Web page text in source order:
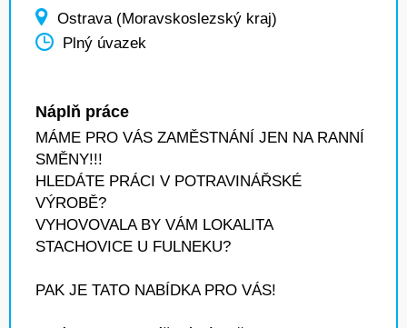
Ostrava (Moravskoslezský kraj)
Plný úvazek
Náplň práce
MÁME PRO VÁS ZAMĚSTNÁNÍ JEN NA RANNÍ
SMĚNY!!!
HLEDÁTE PRÁCI V POTRAVINÁŘSKÉ
VÝROBĚ?
VYHOVOVALA BY VÁM LOKALITA
STACHOVICE U FULNEKU?
PAK JE TATO NABÍDKA PRO VÁS!